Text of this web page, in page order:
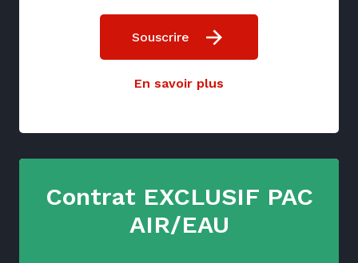
Souscrire
En savoir plus
Contrat EXCLUSIF PAC
AIR/EAU